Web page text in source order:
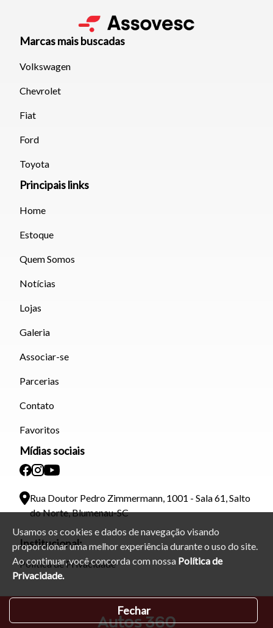
Usamos os cookies e dados de navegação visando
proporcionar uma melhor experiência durante o uso do site.
Ao continuar, você concorda com nossa Política de
Privacidade.
Fechar
Marcas mais buscadas
Volkswagen
Chevrolet
Fiat
Ford
Toyota
Principais links
Home
Estoque
Quem Somos
Notícias
Lojas
Galeria
Associar-se
Parcerias
Contato
Favoritos
Mídias sociais
Rua Doutor Pedro Zimmermann, 1001 - Sala 61, Salto
do Norte, Blumenau-SC
Institucional:
Política de Privacidade